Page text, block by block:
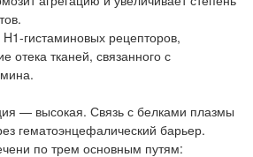
гистаминовых рецепторов,
отека тканей, связанного с
— высокая. Связь с белками плазмы
гематоэнцефалический барьер.
по трем основным путям: